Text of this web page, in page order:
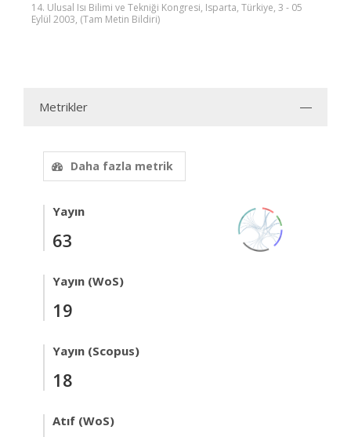
14. Ulusal Isı Bilimi ve Tekniği Kongresi, Isparta, Türkiye, 3 - 05
Eylül 2003, (Tam Metin Bildiri)
Metrikler
Daha fazla metrik
Yayın
63
Yayın (WoS)
19
Yayın (Scopus)
18
Atıf (WoS)